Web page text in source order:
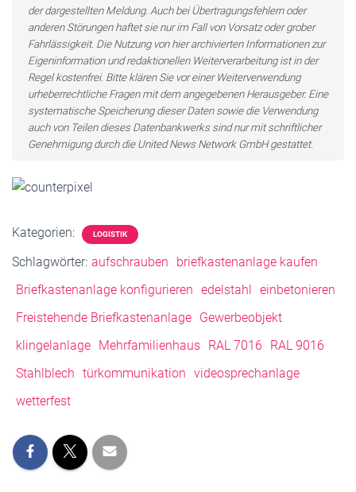
der dargestellten Meldung. Auch bei Übertragungsfehlern oder
anderen Störungen haftet sie nur im Fall von Vorsatz oder grober
Fahrlässigkeit. Die Nutzung von hier archivierten Informationen zur
Eigeninformation und redaktionellen Weiterverarbeitung ist in der
Regel kostenfrei. Bitte klären Sie vor einer Weiterverwendung
urheberrechtliche Fragen mit dem angegebenen Herausgeber. Eine
systematische Speicherung dieser Daten sowie die Verwendung
auch von Teilen dieses Datenbankwerks sind nur mit schriftlicher
Genehmigung durch die United News Network GmbH gestattet.
Kategorien: LOGISTIK
Schlagwörter: aufschrauben
briefkastenanlage kaufen
Briefkastenanlage konfigurieren edelstahl
einbetonieren
Freistehende Briefkastenanlage Gewerbeobjekt
klingelanlage
Mehrfamilienhaus RAL 7016
RAL 9016
Stahlblech türkommunikation videosprechanlage
wetterfest